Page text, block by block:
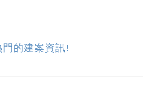
的建案資訊!